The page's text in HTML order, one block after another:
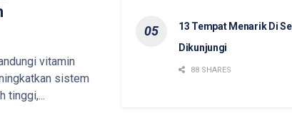
vitamin
sistem
tinggi,...
13 Tempat Menarik Di
Dikunjungi
88 SHARES